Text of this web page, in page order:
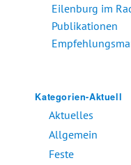
Eilenburg im
Publikationen
Kategorien-Aktuell
Aktuelles
Allgemein
Feste